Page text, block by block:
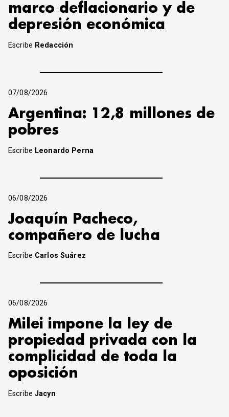
marco deflacionario y de
depresión económica
Escribe Redacción
07/08/2026
Argentina: 12,8 millones de
pobres
Escribe Leonardo Perna
06/08/2026
Joaquín Pacheco,
compañero de lucha
Escribe Carlos Suárez
06/08/2026
Milei impone la ley de
propiedad privada con la
complicidad de toda la
oposición
EscribeJacyn